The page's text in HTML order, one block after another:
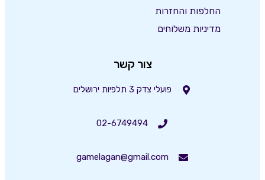
החלפות והחזרות
מדיניות משלוחים
צור קשר
פועלי צדק 3 תלפיות ירושלים
02-6749494
gamelagan@gmail.com